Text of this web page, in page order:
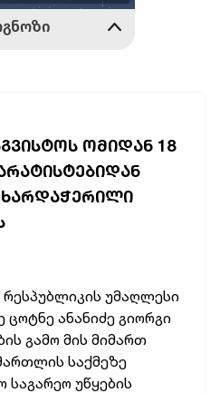
ᲝᲛᲘᲓᲐᲜ 18
რესპუბლიკის უმაღლესი
ანანიძე გიორგი
გამო მის მიმართ
საქმეზე
უწყების